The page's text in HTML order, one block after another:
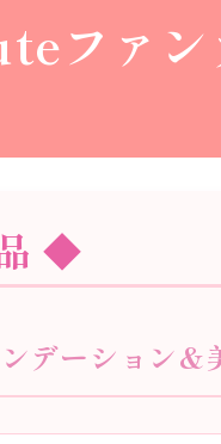
ファン
◆
デーション&